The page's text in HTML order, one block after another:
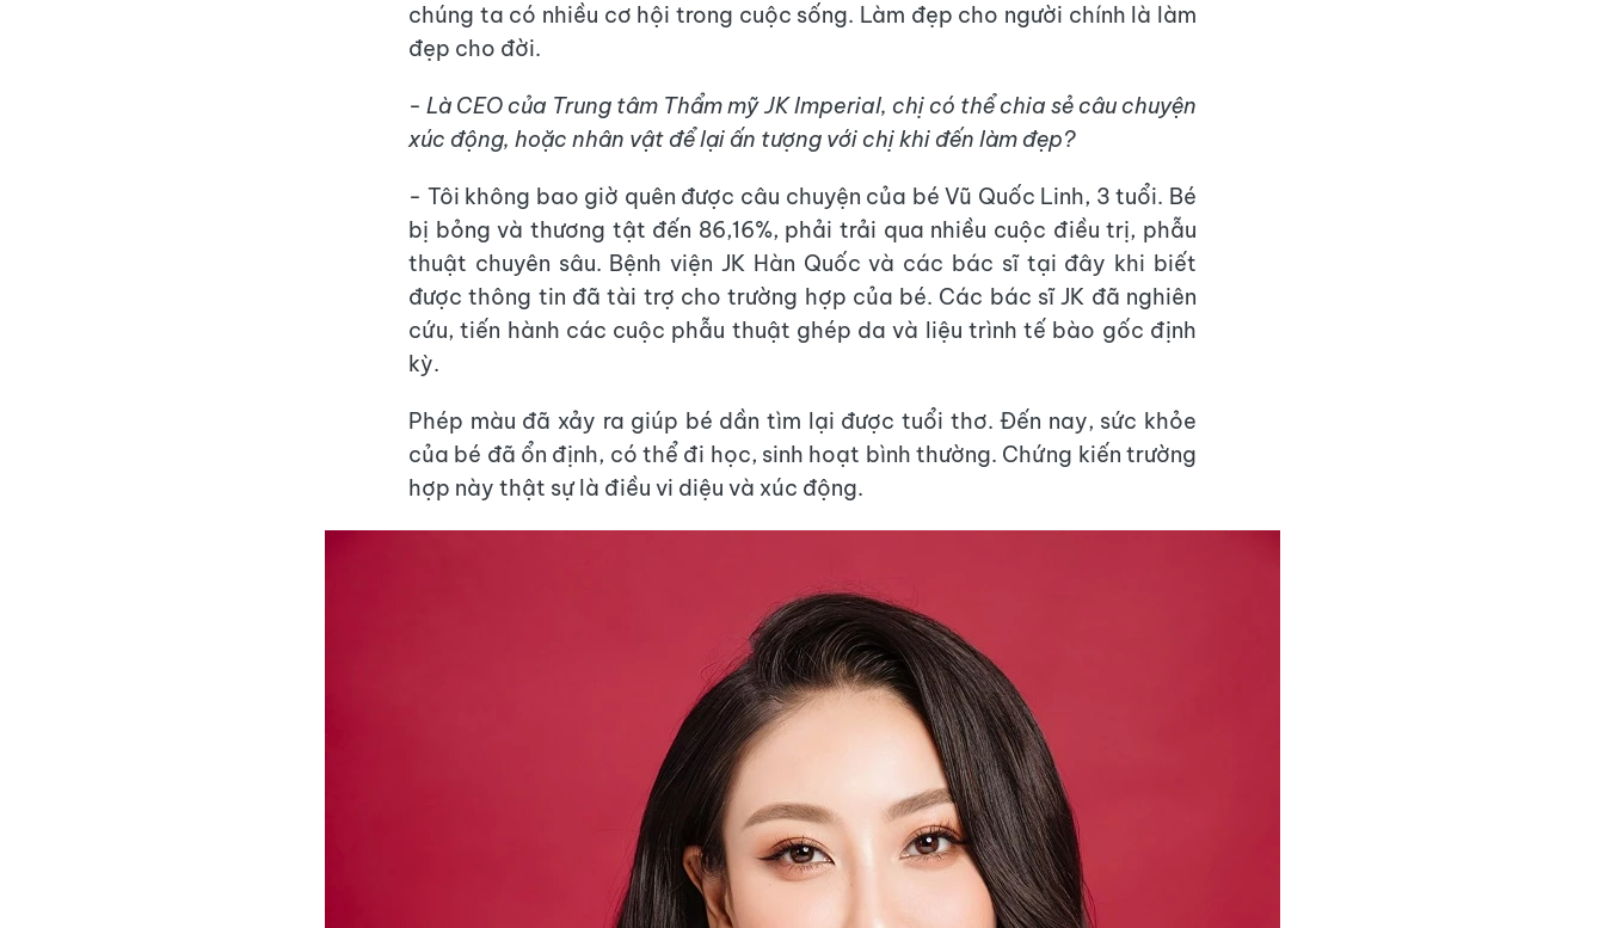
chúng ta có nhiều cơ hội trong cuộc sống. Làm đẹp cho người chính là làm
đẹp cho đời.
- Là CEO của Trung tâm Thẩm mỹ JK Imperial, chị có thể chia sẻ câu chuyện
xúc động, hoặc nhân vật để lại ấn tượng với chị khi đến làm đẹp?
- Tôi không bao giờ quên được câu chuyện của bé Vũ Quốc Linh, 3 tuổi. Bé
bị bỏng và thương tật đến 86,16%, phải trải qua nhiều cuộc điều trị, phẫu
thuật chuyên sâu. Bệnh viện JK Hàn Quốc và các bác sĩ tại đây khi biết
được thông tin đã tài trợ cho trường hợp của bé. Các bác sĩ JK đã nghiên
cứu, tiến hành các cuộc phẫu thuật ghép da và liệu trình tế bào gốc định
kỳ.
Phép màu đã xảy ra giúp bé dần tìm lại được tuổi thơ. Đến nay, sức khỏe
của bé đã ổn định, có thể đi học, sinh hoạt bình thường. Chứng kiến trường
hợp này thật sự là điều vi diệu và xúc động.